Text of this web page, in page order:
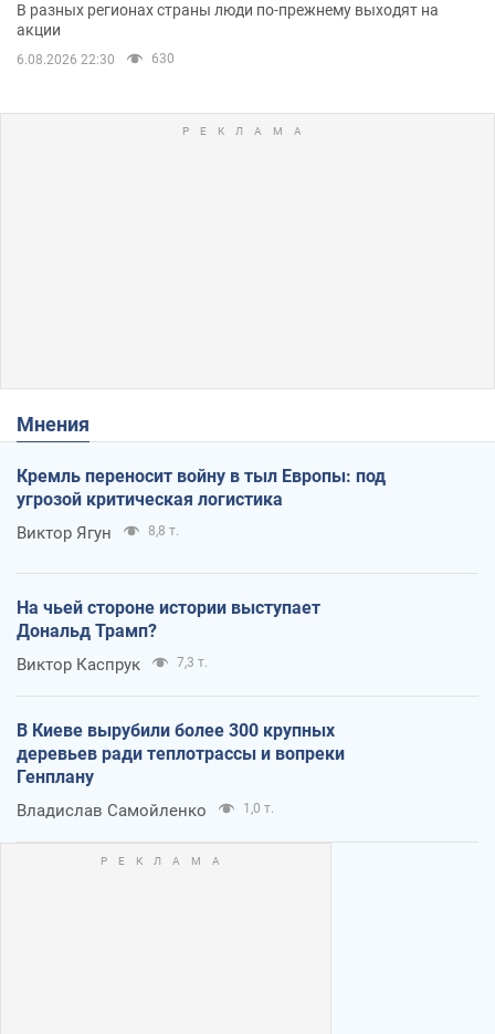
В разных регионах страны люди по-прежнему выходят на
акции
6.08.2026 22:30 630
Мнения
Кремль переносит войну в тыл Европы: под
угрозой критическая логистика
Виктор Ягун 8,8 т.
На чьей стороне истории выступает
Дональд Трамп?
Виктор Каспрук 7,3 т.
В Киеве вырубили более 300 крупных
деревьев ради теплотрассы и вопреки
Генплану
Владислав Самойленко 1,0 т.